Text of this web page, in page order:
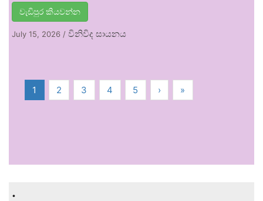
වැඩිපුර කියවන්න
July 15, 2026 / විනිවිද සායනය
1 2 3 4 5 › »
.